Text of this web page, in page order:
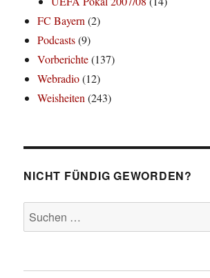
FC Bayern(2)
Podcasts(9)
Vorberichte(137)
Webradio(12)
Weisheiten(243)
NICHT FÜNDIG GEWORDEN?
Suchen
nach: